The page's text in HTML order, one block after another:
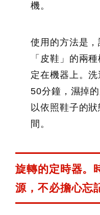
機。
使用的方法是
「皮鞋」的兩
定在機器上。
50分鐘，濕掉
以依照鞋子的
間。
旋轉的定時器。
源，不必擔心忘